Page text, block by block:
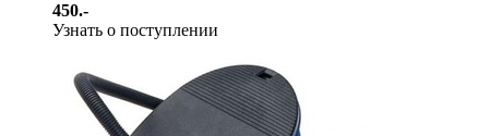
450.-
Узнать о поступлении